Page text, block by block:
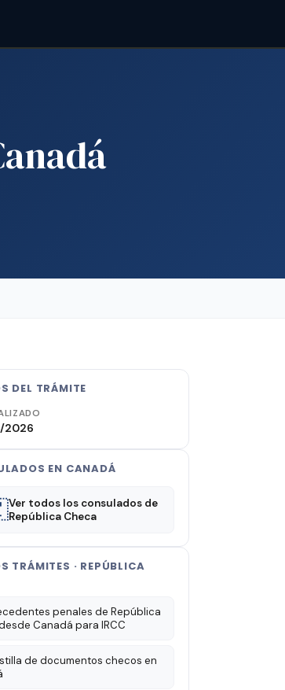
DEL TRÁMITE
2026
EN CANADÁ
Ver todos los consulados de
República Checa
TRÁMITES · REPÚBLICA
penales de República
Canadá para IRCC
de documentos checos en